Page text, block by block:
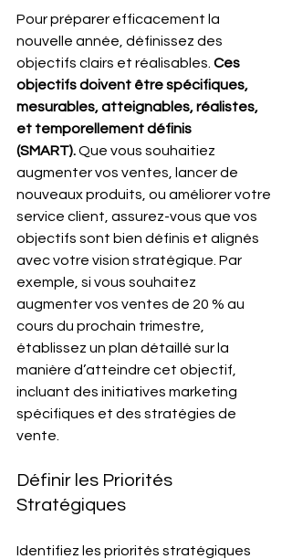
Pour préparer efficacement la
nouvelle année, définissez des
objectifs clairs et réalisables. Ces
objectifs doivent être spécifiques,
mesurables, atteignables, réalistes,
et temporellement définis
(SMART). Que vous souhaitiez
augmenter vos ventes, lancer de
nouveaux produits, ou améliorer votre
service client, assurez-vous que vos
objectifs sont bien définis et alignés
avec votre vision stratégique. Par
exemple, si vous souhaitez
augmenter vos ventes de 20 % au
cours du prochain trimestre,
établissez un plan détaillé sur la
manière d’atteindre cet objectif,
incluant des initiatives marketing
spécifiques et des stratégies de
vente.
Définir les Priorités
Stratégiques
Identifiez les priorités stratégiques